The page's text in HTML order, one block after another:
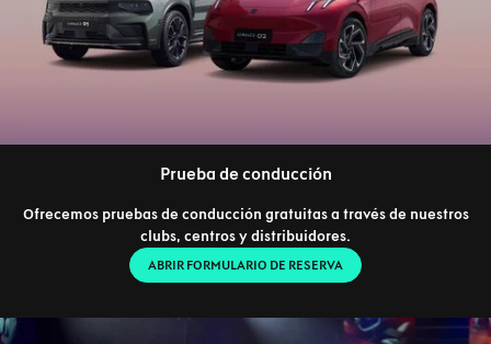
Prueba de conducción
Ofrecemos pruebas de conducción gratuitas a través de nuestros
clubs, centros y distribuidores.
ABRIR FORMULARIO DE RESERVA